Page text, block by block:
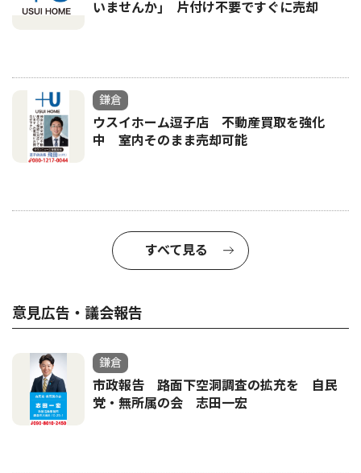
いませんか｣ 片付け不要ですぐに売却
鎌倉
ウスイホーム逗子店 不動産買取を強化
中 室内そのまま売却可能
すべて見る
意見広告・議会報告
鎌倉
市政報告 路面下空洞調査の拡充を 自民
党・無所属の会 志田一宏